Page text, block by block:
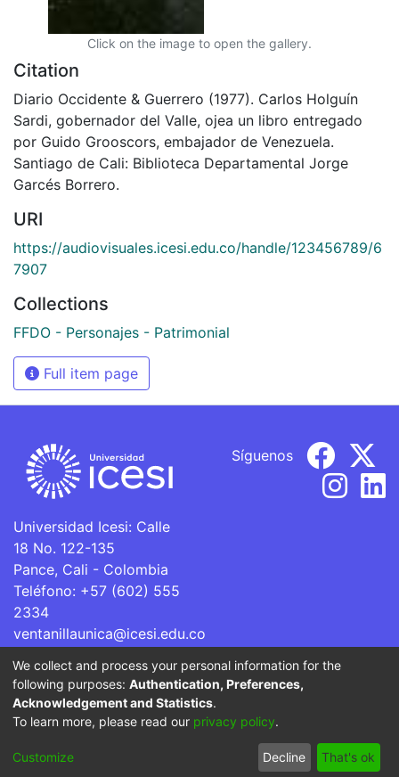
Click on the image to open the gallery.
Citation
Diario Occidente & Guerrero (1977). Carlos Holguín
Sardi, gobernador del Valle, ojea un libro entregado
por Guido Grooscors, embajador de Venezuela.
Santiago de Cali: Biblioteca Departamental Jorge
Garcés Borrero.
URI
https://audiovisuales.icesi.edu.co/handle/123456789/6
7907
Collections
FFDO - Personajes - Patrimonial
Full item page
Universidad Icesi: Calle
18 No. 122-135
Pance, Cali - Colombia
Teléfono: +57 (602) 555
2334
ventanillaunica@icesi.edu.co
Síguenos
La Universidad Icesi es una Institución de Educación
Superior que se encuentra sujeta a inspección y vigilancia
por parte del Ministerio de Educación Nacional.
Cookie
End User
Agreement
Send
Feedback
We collect and process your personal information for the
following purposes: Authentication, Preferences,
Acknowledgement and Statistics.
To learn more, please read our privacy policy.
Customize Decline That's ok